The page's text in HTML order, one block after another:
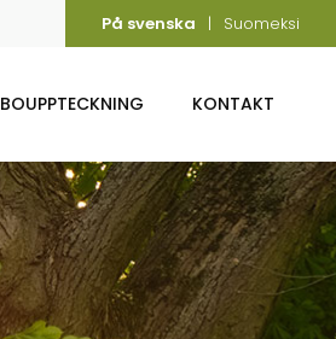
På svenska Suomeksi
BOUPPTECKNING KONTAKT